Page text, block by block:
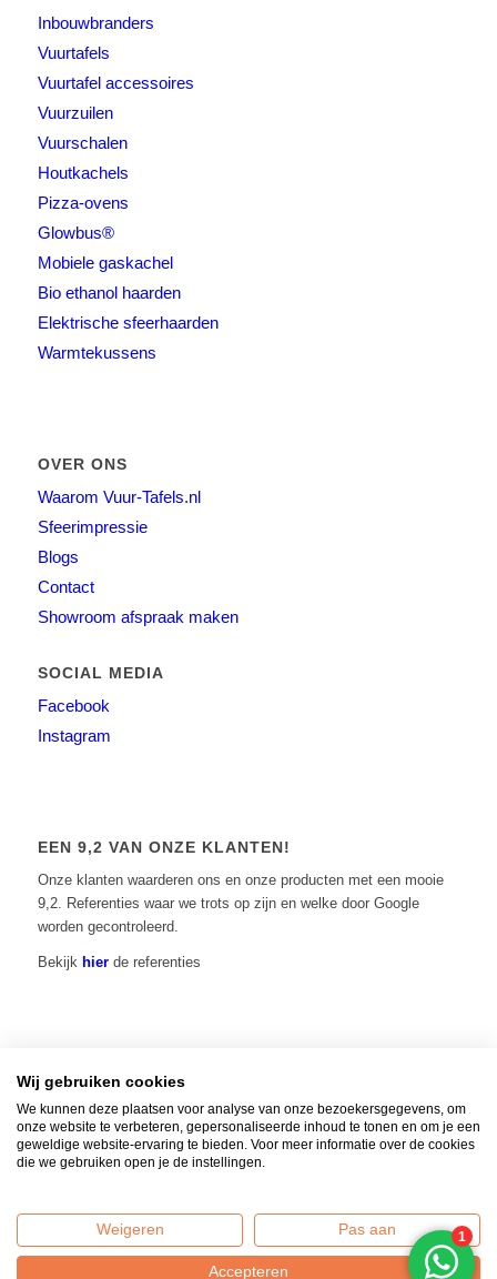
Inbouwbranders
Vuurtafels
Vuurtafel accessoires
Vuurzuilen
Vuurschalen
Houtkachels
Pizza-ovens
Glowbus®
Mobiele gaskachel
Bio ethanol haarden
Elektrische sfeerhaarden
Warmtekussens
OVER ONS
Waarom Vuur-Tafels.nl
Sfeerimpressie
Blogs
Contact
Showroom afspraak maken
SOCIAL MEDIA
Facebook
Instagram
EEN 9,2 VAN ONZE KLANTEN!
Onze klanten waarderen ons en onze producten met een mooie
9,2. Referenties waar we trots op zijn en welke door Google
worden gecontroleerd.
Bekijk hierde referenties
Home Contact |Algemene voorwaarden Over ons| Privacy Policy
2026 - Vuur-tafels.nl | KvK: 65511883 |Verzenden, retourneren en
klantenservice
Standaard worden al onze vuurtafels geleverd inclusief gasflesaansluiting.
Mocht u uw tafel op het aardgas willen aansluiten, wij leveren tegen meerprijs
een aardgasaansluiting. Selecteer dan de optie: inclusief aardgasaansluiting.
Wij gebruiken cookies
We kunnen deze plaatsen voor analyse van onze bezoekersgegevens, om
onze website te verbeteren, gepersonaliseerde inhoud te tonen en om je een
geweldige website-ervaring te bieden. Voor meer informatie over de cookies
die we gebruiken open je de instellingen.
Weigeren Pas aan
Accepteren